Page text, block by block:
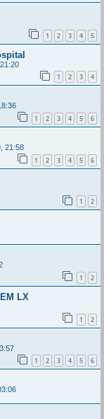
1 2 3 4 5
1 2 3 4
1 2 3 4 5 6
21:58
1 2 3 4 5 6
1 2
1 2
LX
1 2
1 2 3 4 5 6